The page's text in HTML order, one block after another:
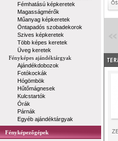
Fémhatású képkeretek
Magasságmérők
Műanyag képkeretek
Öntapadós szobadekorok
Szives képkeretek
Több képes keretek
Üveg keretek
Fényképes ajándéktárgyak
Ajándékdobozok
Fotókockák
Hógömbök
Hűtőmágnesek
Kulcstartók
Órák
Párnák
Egyéb ajándéktárgyak
Fényképezőgépek